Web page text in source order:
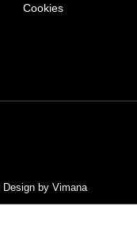
Cookies
by Vimana